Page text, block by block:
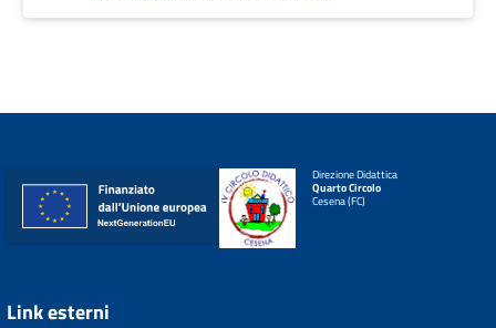
Direzione Didattica
Quarto Circolo
Cesena (FC)
Link esterni